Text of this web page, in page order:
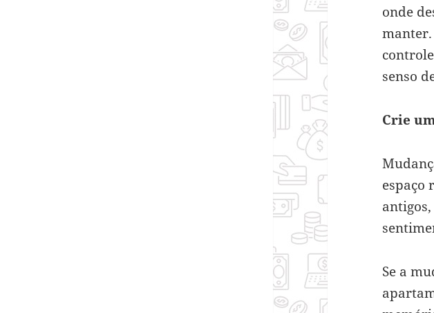
onde
manter.
senso
Crie
espaço
Se a